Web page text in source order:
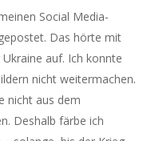
Social Media-
Das hörte mit
auf. Ich konnte
nicht weitermachen.
nicht aus dem
Deshalb färbe ich